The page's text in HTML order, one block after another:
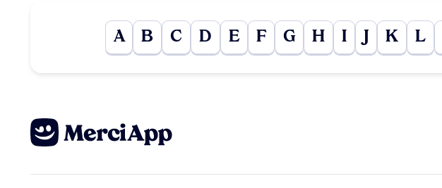
A B C D E F G H I J K L